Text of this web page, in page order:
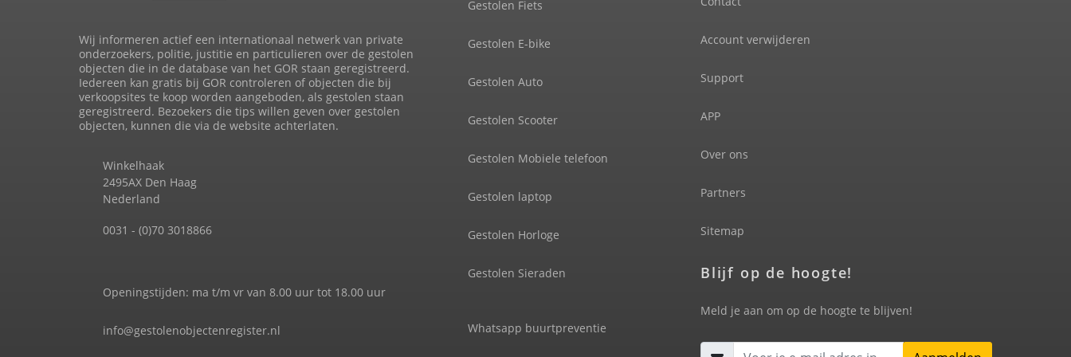
Wij informeren actief een internationaal netwerk van private
onderzoekers, politie, justitie en particulieren over de gestolen
objecten die in de database van het GOR staan geregistreerd.
Iedereen kan gratis bij GOR controleren of objecten die bij
verkoopsites te koop worden aangeboden, als gestolen staan
geregistreerd. Bezoekers die tips willen geven over gestolen
objecten, kunnen die via de website achterlaten.
Winkelhaak
2495AX Den Haag
Nederland
0031 - (0)70 3018866
Openingstijden: ma t/m vr van 8.00 uur tot 18.00 uur
info@gestolenobjectenregister.nl
Gestolen Fiets
Gestolen E-bike
Gestolen Auto
Gestolen Scooter
Gestolen Mobiele telefoon
Gestolen laptop
Gestolen Horloge
Gestolen Sieraden
Whatsapp buurtpreventie
Account verwijderen
Support
APP
Over ons
Partners
Sitemap
Blijf op de hoogte!
Meld je aan om op de hoogte te blijven!